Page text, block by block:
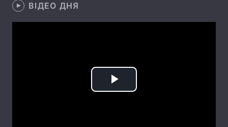
Екологія
Статті
Думки
ВІДЕО ДНЯ
Play